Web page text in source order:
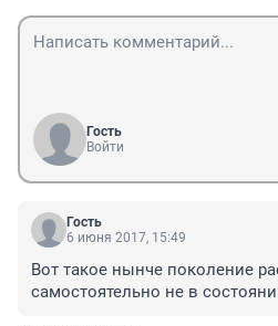
Гость
Войти
Гость
6 июня 2017, 15:49
Вот такое нынче поколение
самостоятельно не в